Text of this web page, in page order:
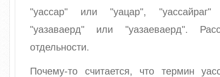
"уассар" или "уацар", "уассайраг"
"уазаваерд" или "уазаеваерд".
отдельности.
Почему-то считается, что термин